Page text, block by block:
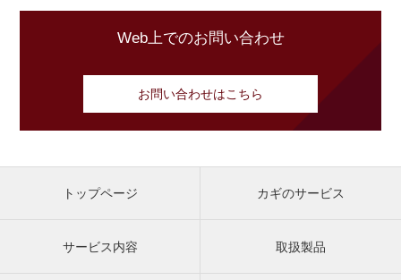
Web上でのお問い合わせ
お問い合わせはこちら
トップページ カギのサービス
サービス内容 取扱製品